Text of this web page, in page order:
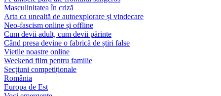
Masculinitatea în criză
Arta ca unealtă de autoexplorare și vindecare
Neo-fascism online și offline
Cum devii adult, cum devii părinte
Când presa devine o fabrică de știri false
Viețile noastre online
Weekend film pentru familie
Secțiuni competiționale
România
Europa de Est